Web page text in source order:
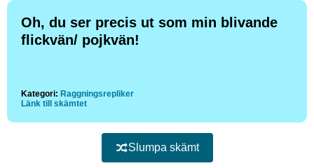
Oh, du ser precis ut som min blivande
flickvän/ pojkvän!
Kategori: Raggningsrepliker
Länk till skämtet
Slumpa skämt